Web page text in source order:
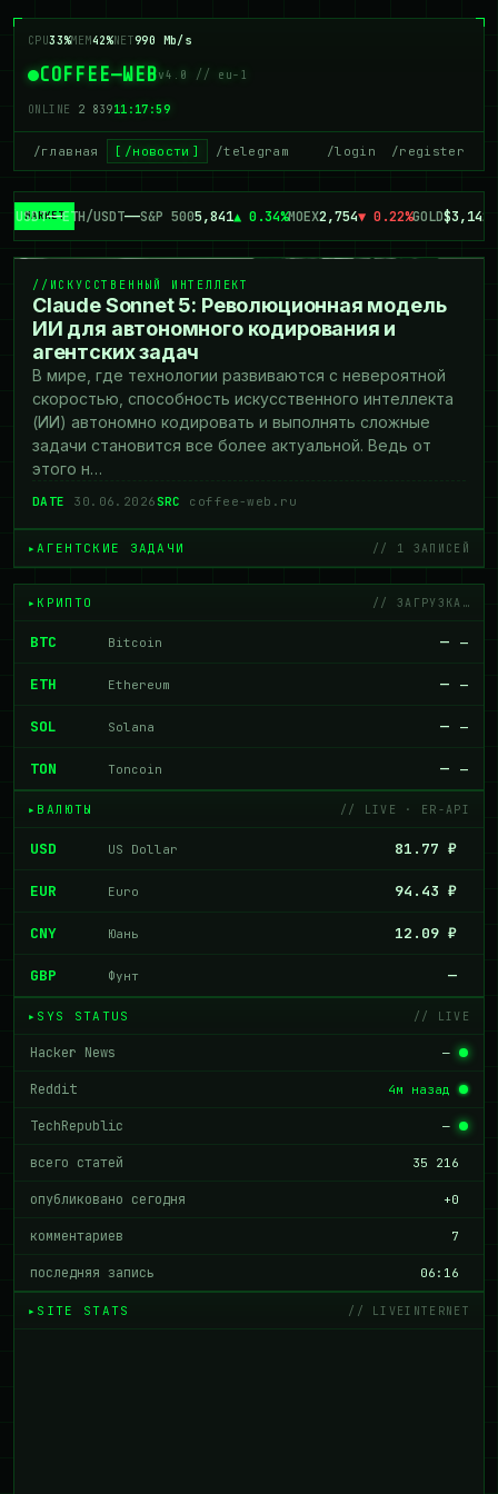
CPU33%MEM42%NET990 Mb/s
COFFEE—WEBv4.0 // eu-1
ONLINE 2 83911:17:59
/главная /новости /telegram /login /register
USDT——ETH/USDT——S&P 5005,841▲ 0.34%MOEX2,754▼ 0.22%GOLD$3,142
ИСКУССТВЕННЫЙ ИНТЕЛЛЕКТ
Claude Sonnet 5: Революционная модель
ИИ для автономного кодирования и
агентских задач
В мире, где технологии развиваются с невероятной
скоростью, способность искусственного интеллекта
(ИИ) автономно кодировать и выполнять сложные
задачи становится все более актуальной. Ведь от
этого н…
DATE 30.06.2026SRC coffee-web.ru
АГЕНТСКИЕ ЗАДАЧИ // 1 ЗАПИСЕЙ
КРИПТО // ЗАГРУЗКА…
BTC Bitcoin — —
ETH Ethereum — —
SOL Solana — —
TON Toncoin — —
ВАЛЮТЫ // LIVE · ER-API
USD US Dollar 81.77 ₽
EUR Euro 94.43 ₽
CNY Юань 12.09 ₽
GBP Фунт —
SYS STATUS // LIVE
Hacker News —
Reddit 4м назад
TechRepublic —
всего статей 35 216
опубликовано сегодня +0
комментариев 7
последняя запись 06:16
SITE STATS // LIVEINTERNET